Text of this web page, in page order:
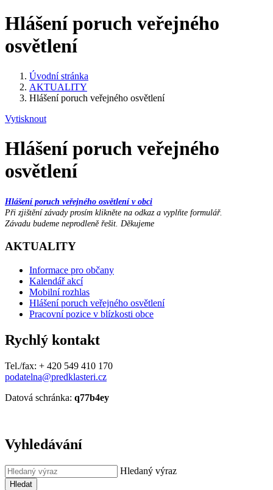
Hlášení poruch veřejného
osvětlení
Úvodní stránka
AKTUALITY
Hlášení poruch veřejného osvětlení
Vytisknout
Hlášení poruch veřejného
osvětlení
Hlášení poruch veřejného osvětlení v obci
Při zjištění závady prosím klikněte na odkaz a vyplňte formulář.
Závadu budeme neprodleně řešit. Děkujeme
AKTUALITY
Informace pro občany
Kalendář akcí
Mobilní rozhlas
Hlášení poruch veřejného osvětlení
Pracovní pozice v blízkosti obce
Rychlý kontakt
Tel./fax: + 420 549 410 170
podatelna@predklasteri.cz
Datová schránka: q77b4ey
Vyhledávání
Hledaný výraz
Hledat